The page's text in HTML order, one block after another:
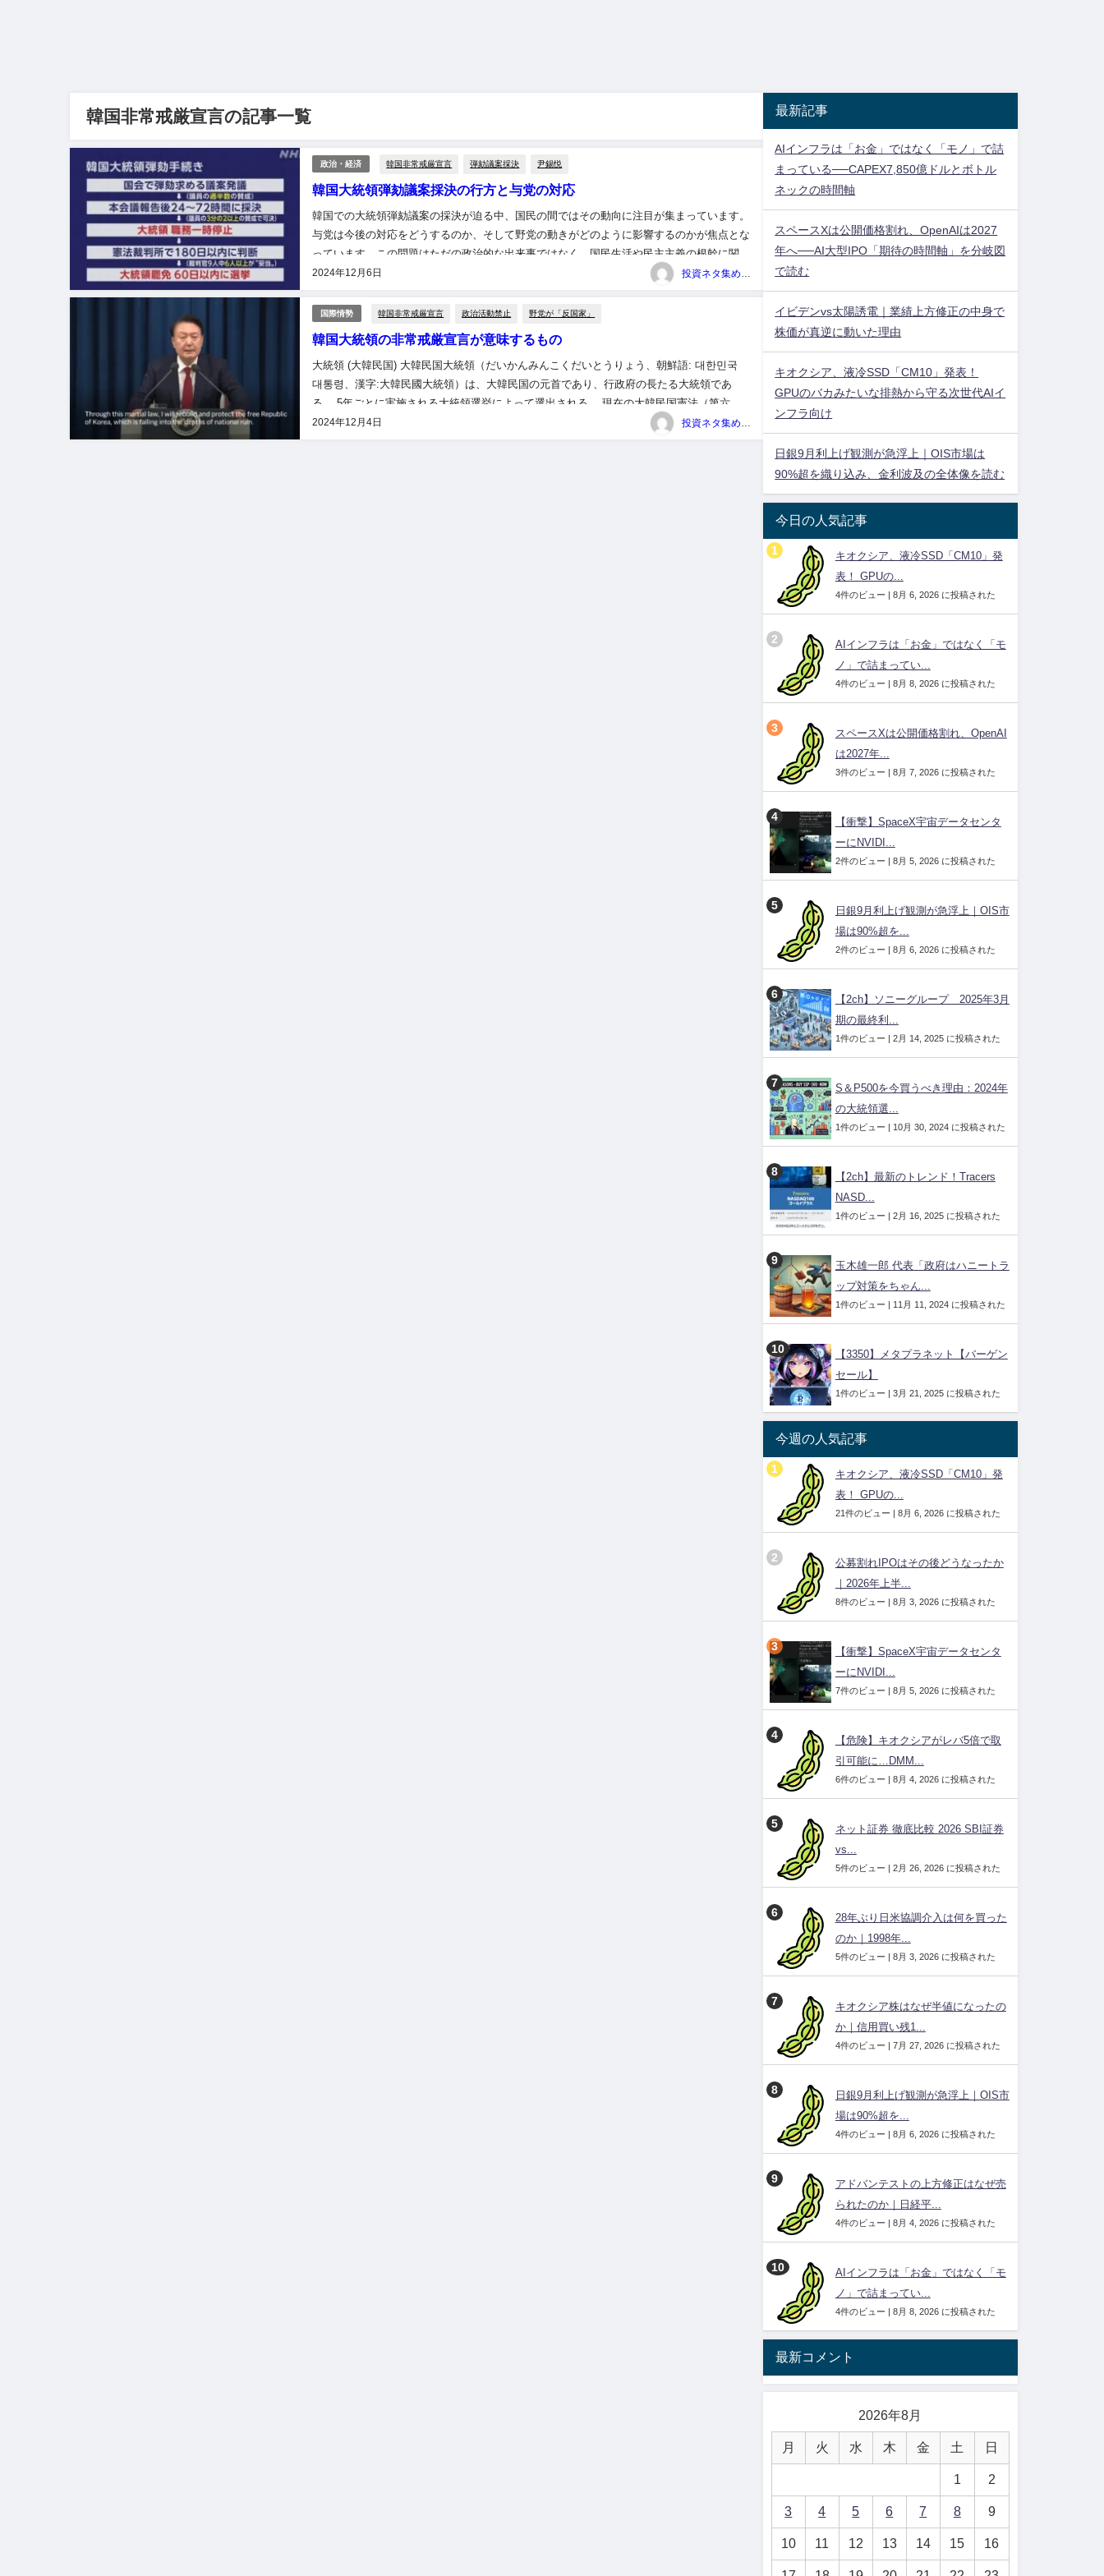
韓国非常戒厳宣言の記事一覧
政治・経済 韓国非常戒厳宣言 弾劾議案採決 尹錫悦
韓国大統領弾劾議案採決の行方と与党の対応
2024年12月6日
韓国での大統領弾劾議案の採決が迫る中、国民の間ではその動向に注目が集まっています。
与党は今後の対応をどうするのか、そして野党の動きがどのように影響するのかが焦点とな
っています。この問題はただの政治的な出来事ではなく、国民生活や民主主義の根幹に関わ
る重要な局面です。 ＜関連する記事＞ 【速報】あす韓国大統領の弾劾議案採決...
投資ネタ集めておいたのだ！管理人
国際情勢 韓国非常戒厳宣言 政治活動禁止 野党が「反国家」
韓国大統領の非常戒厳宣言が意味するもの
2024年12月4日
大統領 (大韓民国) 大韓民国大統領（だいかんみんこくだいとうりょう、朝鮮語: 대한민국
대통령、漢字:大韓民國大統領）は、大韓民国の元首であり、行政府の長たる大統領であ
る。 5年ごとに実施される大統領選挙によって選出される。 現在の大韓民国憲法（第六共
和国憲法、1987年採択）は前文で韓国の韓国… 94キロバイト (...
投資ネタ集めておいたのだ！管理人
最新記事
AIインフラは「お金」ではなく「モノ」で詰
まっている──CAPEX7,850億ドルとボトル
ネックの時間軸
スペースXは公開価格割れ、OpenAIは2027
年へ──AI大型IPO「期待の時間軸」を分岐図
で読む
イビデンvs太陽誘電｜業績上方修正の中身で
株価が真逆に動いた理由
キオクシア、液冷SSD「CM10」発表！
GPUのバカみたいな排熱から守る次世代AIイ
ンフラ向け
日銀9月利上げ観測が急浮上｜OIS市場は
90%超を織り込み、金利波及の全体像を読む
今日の人気記事
キオクシア、液冷SSD「CM10」発
表！ GPUの...
4件のビュー | 8月 6, 2026 に投稿された
AIインフラは「お金」ではなく「モ
ノ」で詰まってい...
4件のビュー | 8月 8, 2026 に投稿された
スペースXは公開価格割れ、OpenAI
は2027年...
3件のビュー | 8月 7, 2026 に投稿された
【衝撃】SpaceX宇宙データセンタ
ーにNVIDI...
2件のビュー | 8月 5, 2026 に投稿された
日銀9月利上げ観測が急浮上｜OIS市
場は90%超を...
2件のビュー | 8月 6, 2026 に投稿された
【2ch】ソニーグループ 2025年3月
期の最終利...
1件のビュー | 2月 14, 2025 に投稿された
S＆P500を今買うべき理由：2024年
の大統領選...
1件のビュー | 10月 30, 2024 に投稿された
【2ch】最新のトレンド！Tracers
NASD...
1件のビュー | 2月 16, 2025 に投稿された
玉木雄一郎 代表「政府はハニートラ
ップ対策をちゃん...
1件のビュー | 11月 11, 2024 に投稿された
【3350】メタプラネット【バーゲン
セール】
1件のビュー | 3月 21, 2025 に投稿された
今週の人気記事
キオクシア、液冷SSD「CM10」発
表！ GPUの...
21件のビュー | 8月 6, 2026 に投稿された
公募割れIPOはその後どうなったか
｜2026年上半...
8件のビュー | 8月 3, 2026 に投稿された
【衝撃】SpaceX宇宙データセンタ
ーにNVIDI...
7件のビュー | 8月 5, 2026 に投稿された
【危険】キオクシアがレバ5倍で取
引可能に…DMM...
6件のビュー | 8月 4, 2026 に投稿された
ネット証券 徹底比較 2026 SBI証券
vs...
5件のビュー | 2月 26, 2026 に投稿された
28年ぶり日米協調介入は何を買った
のか｜1998年...
5件のビュー | 8月 3, 2026 に投稿された
キオクシア株はなぜ半値になったの
か｜信用買い残1...
4件のビュー | 7月 27, 2026 に投稿された
日銀9月利上げ観測が急浮上｜OIS市
場は90%超を...
4件のビュー | 8月 6, 2026 に投稿された
アドバンテストの上方修正はなぜ売
られたのか｜日経平...
4件のビュー | 8月 4, 2026 に投稿された
AIインフラは「お金」ではなく「モ
ノ」で詰まってい...
4件のビュー | 8月 8, 2026 に投稿された
最新コメント
2026年8月
月 火 水 木 金 土 日
1 2
3 4 5 6 7 8 9
10 11 12 13 14 15 16